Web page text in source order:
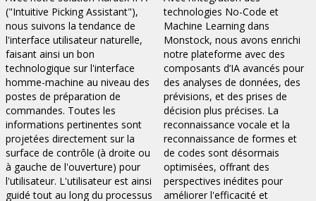
("Intuitive Picking Assistant"),
nous suivons la tendance de
l'interface utilisateur naturelle,
faisant ainsi un bon
technologique sur l'interface
homme-machine au niveau des
postes de préparation de
commandes. Toutes les
informations pertinentes sont
projetées directement sur la
surface de contrôle (à droite ou
à gauche de l'ouverture) pour
l'utilisateur. L'utilisateur est ainsi
guidé tout au long du processus
technologies No-Code et
Machine Learning dans
Monstock, nous avons enrichi
notre plateforme avec des
composants d’IA avancés pour
des analyses de données, des
prévisions, et des prises de
décision plus précises. La
reconnaissance vocale et la
reconnaissance de formes et
de codes sont désormais
optimisées, offrant des
perspectives inédites pour
améliorer l'efficacité et